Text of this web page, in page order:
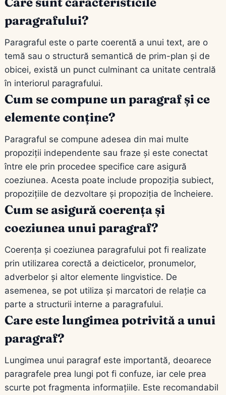
paragrafului?
Paragraful este o parte coerentă a unui text, are o
temă sau o structură semantică de prim-plan și de
obicei, există un punct culminant ca unitate centrală
în interiorul paragrafului.
Cum se compune un paragraf și ce
elemente conține?
Paragraful se compune adesea din mai multe
propoziții independente sau fraze și este conectat
între ele prin procedee specifice care asigură
coeziunea. Acesta poate include propoziția subiect,
propozițiile de dezvoltare și propoziția de încheiere.
Cum se asigură coerența și
coeziunea unui paragraf?
Coerența și coeziunea paragrafului pot fi realizate
prin utilizarea corectă a deicticelor, pronumelor,
adverbelor și altor elemente lingvistice. De
asemenea, se pot utiliza și marcatori de relație ca
parte a structurii interne a paragrafului.
Care este lungimea potrivită a unui
paragraf?
Lungimea unui paragraf este importantă, deoarece
paragrafele prea lungi pot fi confuze, iar cele prea
scurte pot fragmenta informațiile. Este recomandabil